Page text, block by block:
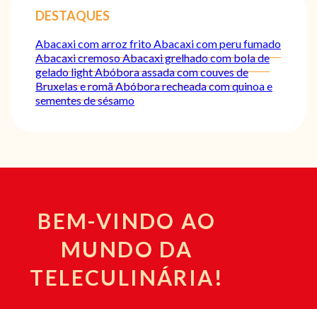
DESTAQUES
Abacaxi com arroz fritoAbacaxi com peru fumado
Abacaxi cremosoAbacaxi grelhado com bola de
gelado lightAbóbora assada com couves de
Bruxelas e romãAbóbora recheada com quinoa e
sementes de sésamo
BEM-VINDO AO
MUNDO DA
TELECULINÁRIA!